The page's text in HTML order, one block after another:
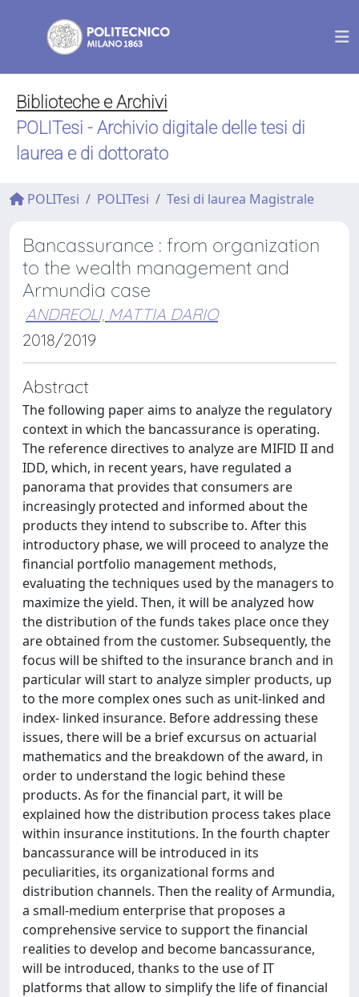
Biblioteche e Archivi
POLITesi - Archivio digitale delle tesi di
laurea e di dottorato
POLITesi POLITesi Tesi di laurea Magistrale
Bancassurance : from organization
to the wealth management and
Armundia case
ANDREOLI, MATTIA DARIO
2018/2019
Abstract
The following paper aims to analyze the regulatory
context in which the bancassurance is operating.
The reference directives to analyze are MIFID II and
IDD, which, in recent years, have regulated a
panorama that provides that consumers are
increasingly protected and informed about the
products they intend to subscribe to. After this
introductory phase, we will proceed to analyze the
financial portfolio management methods,
evaluating the techniques used by the managers to
maximize the yield. Then, it will be analyzed how
the distribution of the funds takes place once they
are obtained from the customer. Subsequently, the
focus will be shifted to the insurance branch and in
particular will start to analyze simpler products, up
to the more complex ones such as unit-linked and
index- linked insurance. Before addressing these
issues, there will be a brief excursus on actuarial
mathematics and the breakdown of the award, in
order to understand the logic behind these
products. As for the financial part, it will be
explained how the distribution process takes place
within insurance institutions. In the fourth chapter
bancassurance will be introduced in its
peculiarities, its organizational forms and
distribution channels. Then the reality of Armundia,
a small-medium enterprise that proposes a
comprehensive service to support the financial
realities to develop and become bancassurance,
will be introduced, thanks to the use of IT
platforms that allow to simplify the life of financial